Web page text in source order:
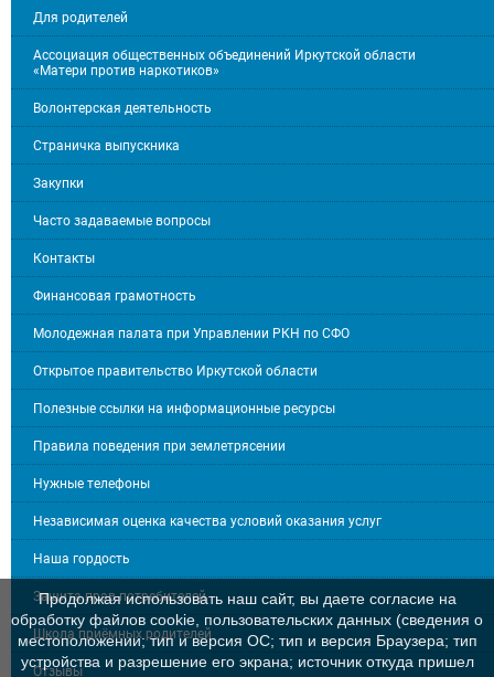
Для родителей
Ассоциация общественных объединений Иркутской области
«Матери против наркотиков»
Волонтерская деятельность
Страничка выпускника
Закупки
Часто задаваемые вопросы
Контакты
Финансовая грамотность
Молодежная палата при Управлении РКН по СФО
Открытое правительство Иркутской области
Полезные ссылки на информационные ресурсы
Правила поведения при землетрясении
Нужные телефоны
Независимая оценка качества условий оказания услуг
Наша гордость
Защита прав потребителей
Школа приёмных родителей
Отзывы
Продолжая использовать наш сайт, вы даете согласие на
обработку файлов cookie, пользовательских данных (сведения о
местоположении; тип и версия ОС; тип и версия Браузера; тип
устройства и разрешение его экрана; источник откуда пришел